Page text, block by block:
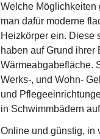
Welche Möglichkeiten
man dafür moderne
Heizkörper ein. Diese
haben auf Grund
Wärmeabgabefläche.
Werks-, und Wohn-
und
in Schwimmbädern
Online und günstig, in